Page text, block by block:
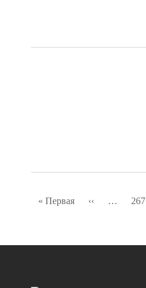
Нумерация
страниц
« Первая Первая
‹‹ Предыдущая
… 267